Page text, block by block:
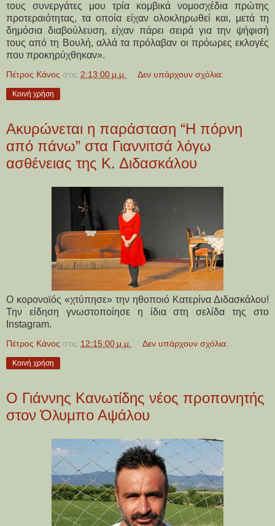
τους συνεργάτες μου τρία κομβικά νομοσχέδια πρώτης
προτεραιότητας, τα οποία είχαν ολοκληρωθεί και, μετά τη
δημόσια διαβούλευση, είχαν πάρει σειρά για την ψήφισή
τους από τη Βουλή, αλλά τα πρόλαβαν οι πρόωρες εκλογές
που προκηρύχθηκαν».
Πέτρος Κάνος στις 2:13:00 μ.μ. Δεν υπάρχουν σχόλια:
Κοινή χρήση
Ακυρώνεται η παράσταση “Η πόρνη
από πάνω” στα Γιαννιτσά λόγω
ασθένειας της Κ. Διδασκάλου
Ο κορονοϊός «χτύπησε» την ηθοποιό Κατερίνα Διδασκάλου!
Την είδηση γνωστοποίησε η ίδια στη σελίδα της στο
Instagram.
Πέτρος Κάνος στις 12:15:00 μ.μ. Δεν υπάρχουν σχόλια:
Κοινή χρήση
Ο Γιάννης Κανωτίδης νέος προπονητής
στον Όλυμπο Αψάλου